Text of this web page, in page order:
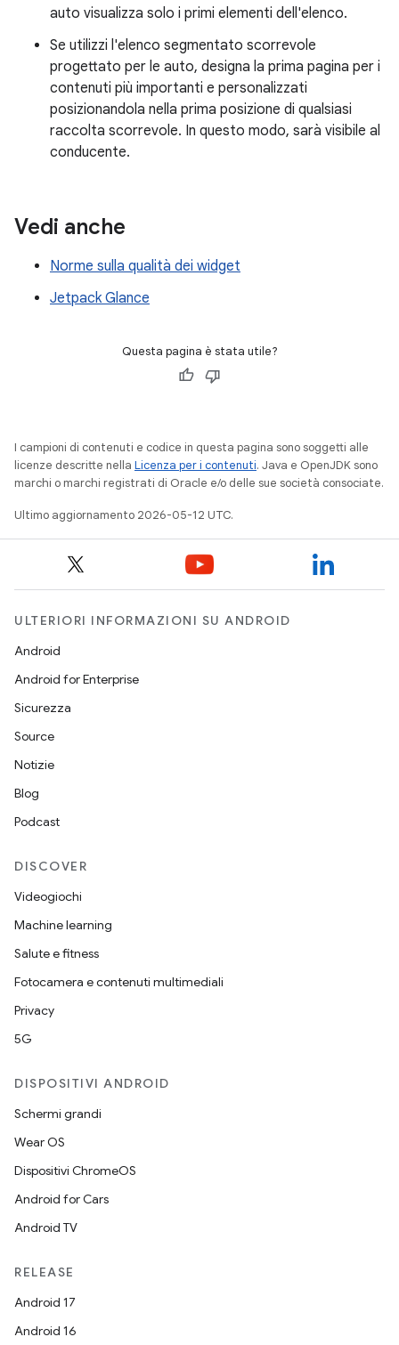
auto visualizza solo i primi elementi dell'elenco.
Se utilizzi l'elenco segmentato scorrevole
progettato per le auto, designa la prima pagina per i
contenuti più importanti e personalizzati
posizionandola nella prima posizione di qualsiasi
raccolta scorrevole. In questo modo, sarà visibile al
conducente.
Vedi anche
Norme sulla qualità dei widget
Jetpack Glance
Questa pagina è stata utile?
I campioni di contenuti e codice in questa pagina sono soggetti alle
licenze descritte nella Licenza per i contenuti. Java e OpenJDK sono
marchi o marchi registrati di Oracle e/o delle sue società consociate.
Ultimo aggiornamento 2026-05-12 UTC.
ULTERIORI INFORMAZIONI SU ANDROID
Android
Android for Enterprise
Sicurezza
Source
Notizie
Blog
Podcast
DISCOVER
Videogiochi
Machine learning
Salute e fitness
Fotocamera e contenuti multimediali
Privacy
5G
DISPOSITIVI ANDROID
Schermi grandi
Wear OS
Dispositivi ChromeOS
Android for Cars
Android TV
RELEASE
Android 17
Android 16